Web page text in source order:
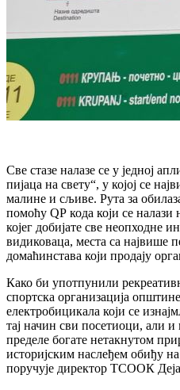
Све стазе налазе се у једној
пијаца на свету“, у којој се
малине и сљиве. Рута за
помоћу QР кода који се
којег добијате све неопходне
видиковаца, места са највише
домаћинстава који продају
Како би употпунили
спортска организација
електробицикала који се
тај начин сви посетиоци, али
пределе богате нетакнутом
историјским наслеђем обиђу
поручује директор ТСООК